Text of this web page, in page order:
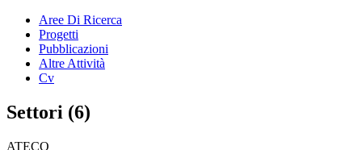
Aree Di Ricerca
Progetti
Pubblicazioni
Altre Attività
Cv
Settori (6)
ATECO